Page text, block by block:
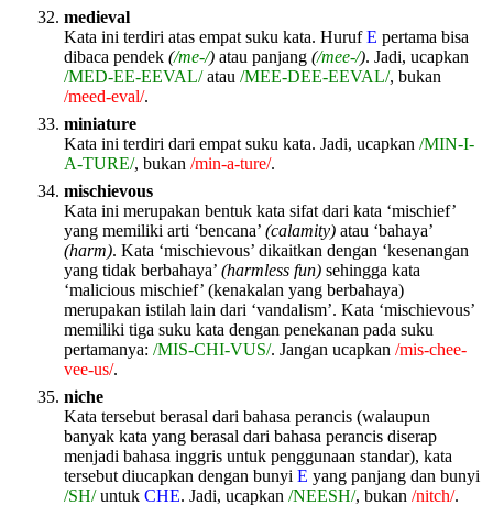
medieval
Kata ini terdiri atas empat suku kata. HurufE pertama bisa
dibaca pendek (/me-/) atau panjang (/mee-/). Jadi, ucapkan
/MED-EE-EEVAL/atau /MEE-DEE-EEVAL/, bukan
/meed-eval/.
miniature
Kata ini terdiri dari empat suku kata. Jadi, ucapkan /MIN-I-
A-TURE/, bukan /min-a-ture/.
mischievous
Kata ini merupakan bentuk kata sifat dari kata ‘mischief’
yang memiliki arti ‘bencana’ (calamity) atau ‘bahaya’
(harm). Kata ‘mischievous’ dikaitkan dengan ‘kesenangan
yang tidak berbahaya’ (harmless fun) sehingga kata
‘malicious mischief’ (kenakalan yang berbahaya)
merupakan istilah lain dari ‘vandalism’. Kata ‘mischievous’
memiliki tiga suku kata dengan penekanan pada suku
pertamanya: /MIS-CHI-VUS/. Jangan ucapkan /mis-chee-
vee-us/.
niche
Kata tersebut berasal dari bahasa perancis (walaupun
banyak kata yang berasal dari bahasa perancis diserap
menjadi bahasa inggris untuk penggunaan standar), kata
tersebut diucapkan dengan bunyi E yang panjang dan bunyi
/SH/untuk CHE. Jadi, ucapkan /NEESH/, bukan /nitch/.